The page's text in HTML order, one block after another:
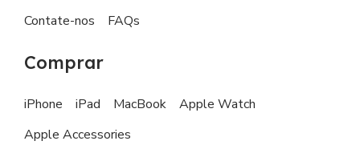
Contate-nos FAQs
Comprar
iPhone iPad MacBook
Apple Watch
Apple Accessories